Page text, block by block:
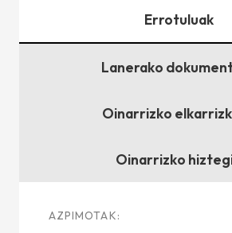
Errotuluak
Lanerako
Oinarrizko
Oinarrizko